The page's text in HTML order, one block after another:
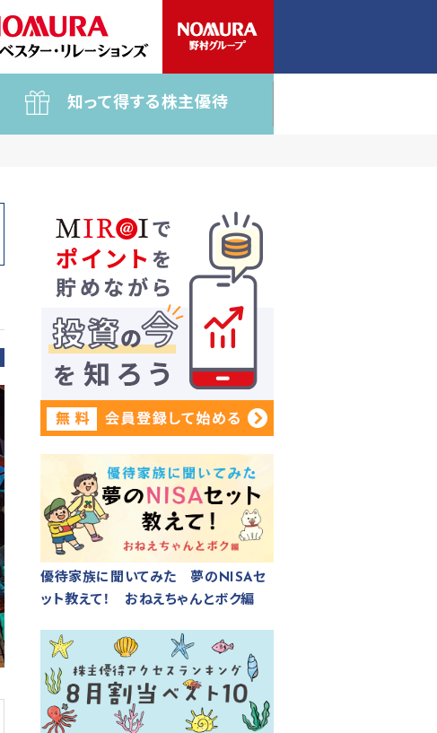
知って得する株主優待
優待家族に聞いてみた 夢のNISAセ
ット教えて！ おねえちゃんとボク編